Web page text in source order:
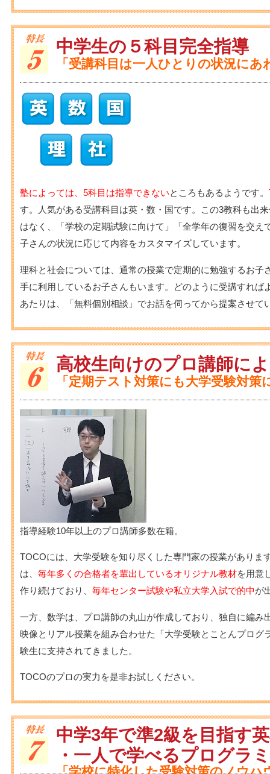
中学生の５科目完全指導
「受講科目は一人ひとりの状況に
塾によっては、5科目は指導できないところもあるようです。
す。人気がある受講科目は英・数・国です。この3教科も出
はなく、「学校の定期試験に向けて」「全学年の復習を交え
子さんの状況に応じて内容をカスタマイズしています。
理科と社会については、通常の授業で定期的に勉強するお子
手に利用しているお子さんもいます。どのように受講すれば
あたりは、「無料個別相談」でお話を伺ってから提案させて
高校生向けのプロ講師に
「定期テスト対策にも大学受験対策
指導経験10年以上のプロ講師多数在籍。
TOCOには、大学受験を知り尽くした専門家の授業がありま
は、 毎年多くの合格者を輩出しているオリジナル教材を用意
作り続けており、 毎年センター試験や私立大学入試で的中が
一方、数学は、プロ講師の丸山が作成しており、独自に編み
映像とリアル授業を組み合わせた「大学受験とことんプログ
験生に支持されてきました。
TOCOのプロの実力を是非お試しください。
中学3年で準2級を目指す
・一人で学べるプログラ